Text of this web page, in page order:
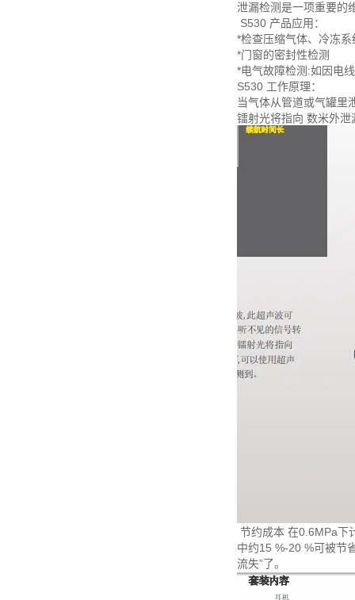
泄漏检测是一项重要的
S530 产品应用：
*检查压缩气体、冷冻
*门窗的密封性检测
*电气故障检测:如因电
S530 工作原理：
当气体从管道或气罐里
镭射光将指向 数米外
节约成本 在0.6MPa下
中约15 %-20 %可被节
流失”了。